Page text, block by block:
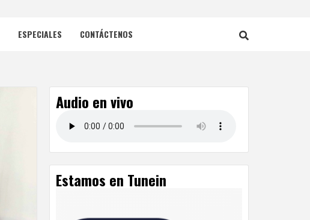
ESPECIALES CONTÁCTENOS
Audio en vivo
Estamos en Tunein